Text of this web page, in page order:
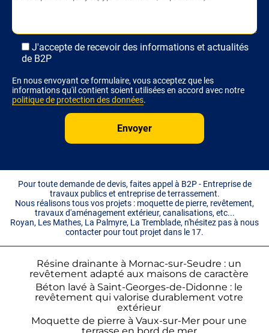
J'accepte de recevoir des informations et actualités
de B2P
En nous envoyant ce formulaire, vous acceptez que les
informations qu'il contient soient utilisées en accord avec notre
politique de protection des données.
Pour toute demande de devis, faites appel à B2P - Entreprise de
travaux publics et entreprise de terrassement.
Nous réalisons tous vos projets : moquette de pierre, revêtement,
travaux d'aménagement extérieur, canalisations, etc...
Royan, Les Mathes, La Palmyre, La Tremblade, n'hésitez pas à nous
contacter pour tout projet dans le 17.
Résine drainante à Mornac-sur-Seudre : un
revêtement adapté aux maisons de caractère
Béton lavé à Saint-Georges-de-Didonne : le
revêtement qui valorise durablement votre
extérieur
Moquette de pierre à Vaux-sur-Mer pour une